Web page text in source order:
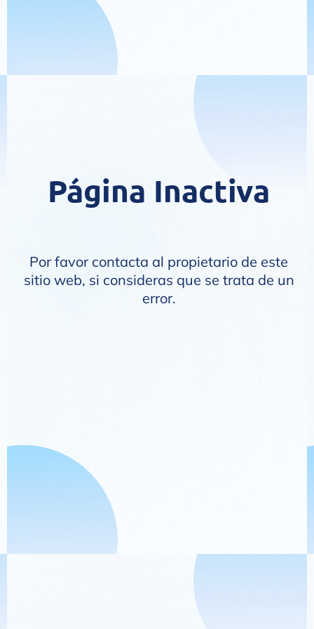
Página Inactiva
Por favor contacta al propietario de este
sitio web, si consideras que se trata de un
error.